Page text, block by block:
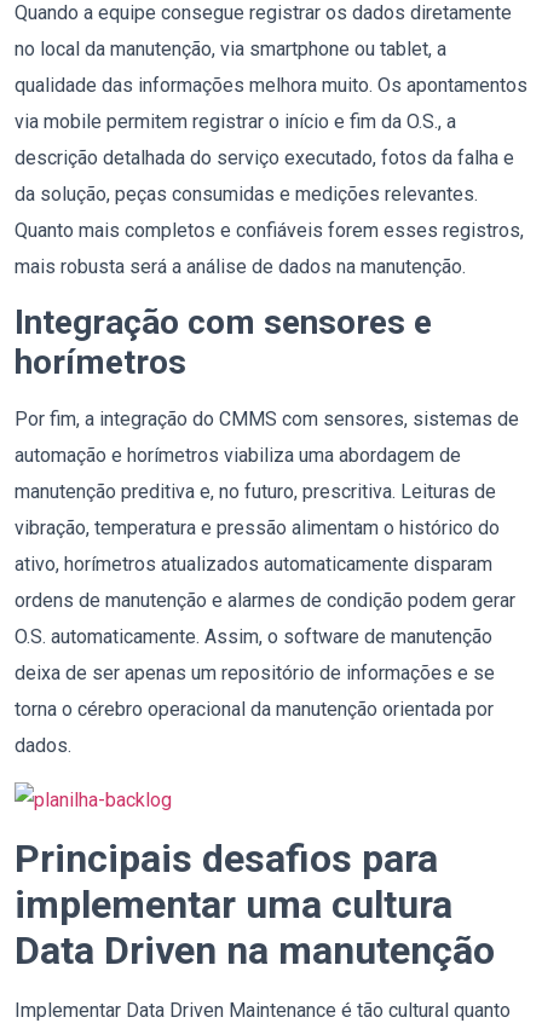
Quando a equipe consegue registrar os dados diretamente
no local da manutenção, via smartphone ou tablet, a
qualidade das informações melhora muito. Os apontamentos
via mobile permitem registrar o início e fim da O.S., a
descrição detalhada do serviço executado, fotos da falha e
da solução, peças consumidas e medições relevantes.
Quanto mais completos e confiáveis forem esses registros,
mais robusta será a análise de dados na manutenção.
Integração com sensores e
horímetros
Por fim, a integração do CMMS com sensores, sistemas de
automação e horímetros viabiliza uma abordagem de
manutenção preditiva e, no futuro, prescritiva. Leituras de
vibração, temperatura e pressão alimentam o histórico do
ativo, horímetros atualizados automaticamente disparam
ordens de manutenção e alarmes de condição podem gerar
O.S. automaticamente. Assim, o software de manutenção
deixa de ser apenas um repositório de informações e se
torna o cérebro operacional da manutenção orientada por
dados.
Principais desafios para
implementar uma cultura
Data Driven na manutenção
Implementar Data Driven Maintenance é tão cultural quanto